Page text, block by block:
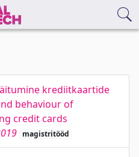
krediitkaartide
behaviour of
credit cards
magistritööd